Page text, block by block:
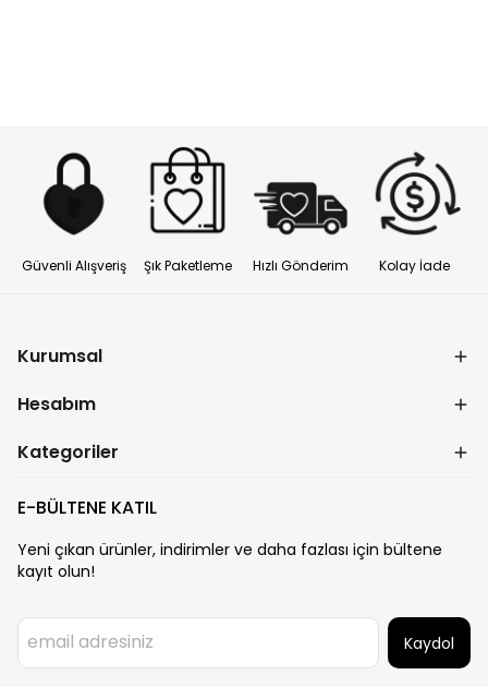
Güvenli Alışveriş Şık Paketleme Hızlı Gönderim Kolay İade
Kurumsal
Hesabım
Kategoriler
E-BÜLTENE KATIL
Yeni çıkan ürünler, indirimler ve daha fazlası için bültene
kayıt olun!
Kaydol